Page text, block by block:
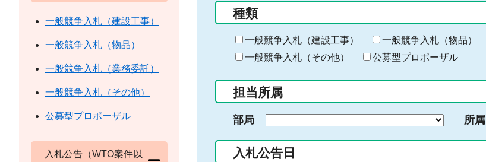
る
キ
ー
ー
入
力
種類
一般競争入札（建設工事） 一般競争入札（物品）
一般競争入札（その他）
公募型プロポーザル
担当所属
部局 所属
入札公告日
一般競争入札（建設工事）
一般競争入札（物品）
一般競争入札（業務委託）
一般競争入札（その他）
公募型プロポーザル
入札公告（WTO案件以